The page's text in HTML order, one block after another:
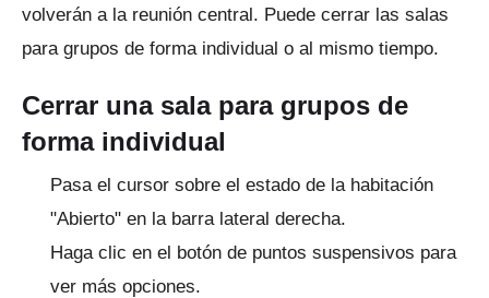
volverán a la reunión central. Puede cerrar las salas
para grupos de forma individual o al mismo tiempo.
Cerrar una sala para grupos de
forma individual
Pasa el cursor sobre el estado de la habitación
"Abierto" en la barra lateral derecha.
Haga clic en el botón de puntos suspensivos para
ver más opciones.